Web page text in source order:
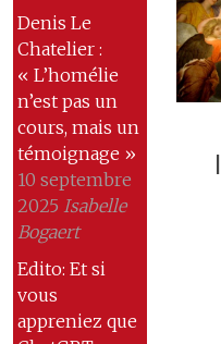
Denis Le
Chatelier :
« L’homélie
n’est pas un
cours, mais un
témoignage »
10 septembre
2025 Isabelle
Bogaert
Edito: Et si
vous
appreniez que